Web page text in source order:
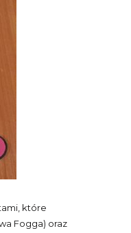
które
Fogga) oraz